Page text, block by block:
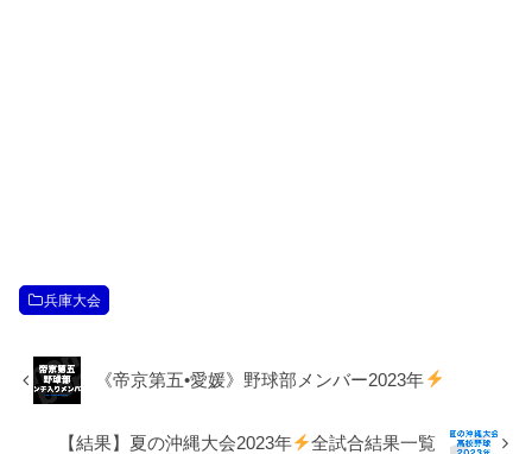
兵庫大会
《帝京第五•愛媛》野球部メンバー2023年
【結果】夏の沖縄大会2023年 全試合結果一覧